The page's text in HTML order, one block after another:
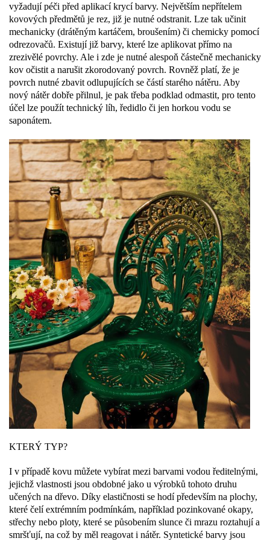
vyžadují péči před aplikací krycí barvy. Největším nepřítelem
kovových předmětů je rez, již je nutné odstranit. Lze tak učinit
mechanicky (drátěným kartáčem, broušením) či chemicky pomocí
odrezovačů. Existují již barvy, které lze aplikovat přímo na
zrezivělé povrchy. Ale i zde je nutné alespoň částečně mechanicky
kov očistit a narušit zkorodovaný povrch. Rovněž platí, že je
povrch nutné zbavit odlupujících se částí starého nátěru. Aby
nový nátěr dobře přilnul, je pak třeba podklad odmastit, pro tento
účel lze použít technický líh, ředidlo či jen horkou vodu se
saponátem.
KTERÝ TYP?
I v případě kovu můžete vybírat mezi barvami vodou ředitelnými,
jejichž vlastnosti jsou obdobné jako u výrobků tohoto druhu
učených na dřevo. Díky elastičnosti se hodí především na plochy,
které čelí extrémním podmínkám, například pozinkované okapy,
střechy nebo ploty, které se působením slunce či mrazu roztahují a
smršťují, na což by měl reagovat i nátěr. Syntetické barvy jsou